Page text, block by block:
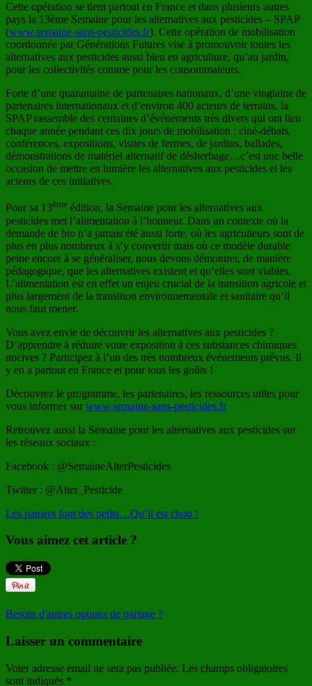
Cette opération se tient partout en France et dans plusieurs autres
pays la 13ème Semaine pour les alternatives aux pesticides – SPAP
(www.semaine-sans-pesticides.fr). Cette opération de mobilisation
coordonnée par Générations Futures vise à promouvoir toutes les
alternatives aux pesticides aussi bien en agriculture, qu’au jardin,
pour les collectivités comme pour les consommateurs.
Forte d’une quarantaine de partenaires nationaux, d’une vingtaine de
partenaires internationaux et d’environ 400 acteurs de terrains, la
SPAP rassemble des centaines d’événements très divers qui ont lieu
chaque année pendant ces dix jours de mobilisation : ciné-débats,
conférences, expositions, visites de fermes, de jardins, ballades,
démonstrations de matériel alternatif de désherbage…c’est une belle
occasion de mettre en lumière les alternatives aux pesticides et les
acteurs de ces initiatives.
Pour sa 13ème édition, la Semaine pour les alternatives aux
pesticides met l’alimentation à l’honneur. Dans un contexte où la
demande de bio n’a jamais été aussi forte, où les agriculteurs sont de
plus en plus nombreux à s’y convertir mais où ce modèle durable
peine encore à se généraliser, nous devons démontrer, de manière
pédagogique, que les alternatives existent et qu’elles sont viables.
L’alimentation est en effet un enjeu crucial de la transition agricole et
plus largement de la transition environnementale et sanitaire qu’il
nous faut mener.
Vous avez envie de découvrir les alternatives aux pesticides ?
D’apprendre à réduire votre exposition à ces substances chimiques
nocives ? Participez à l’un des très nombreux événements prévus. Il
y en a partout en France et pour tous les goûts !
Découvrez le programme, les partenaires, les ressources utiles pour
vous informer sur www.semaine-sans-pesticides.fr
Retrouvez aussi la Semaine pour les alternatives aux pesticides sur
les réseaux sociaux :
Facebook : @SemaineAlterPesticides
Twitter : @Alter_Pesticide
Les paniers font des petits…Qu’il est chou !
Vous aimez cet article ?
Besoin d'autres options de partage ?
Laisser un commentaire
Voter adresse email ne sera pas publiée. Les champs obligatoires
sont indiqués *